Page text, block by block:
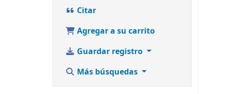
Citar
Agregar a su carrito
Guardar registro
Más búsquedas